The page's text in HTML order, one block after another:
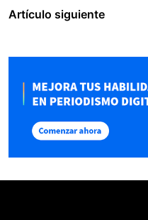
Artículo siguiente